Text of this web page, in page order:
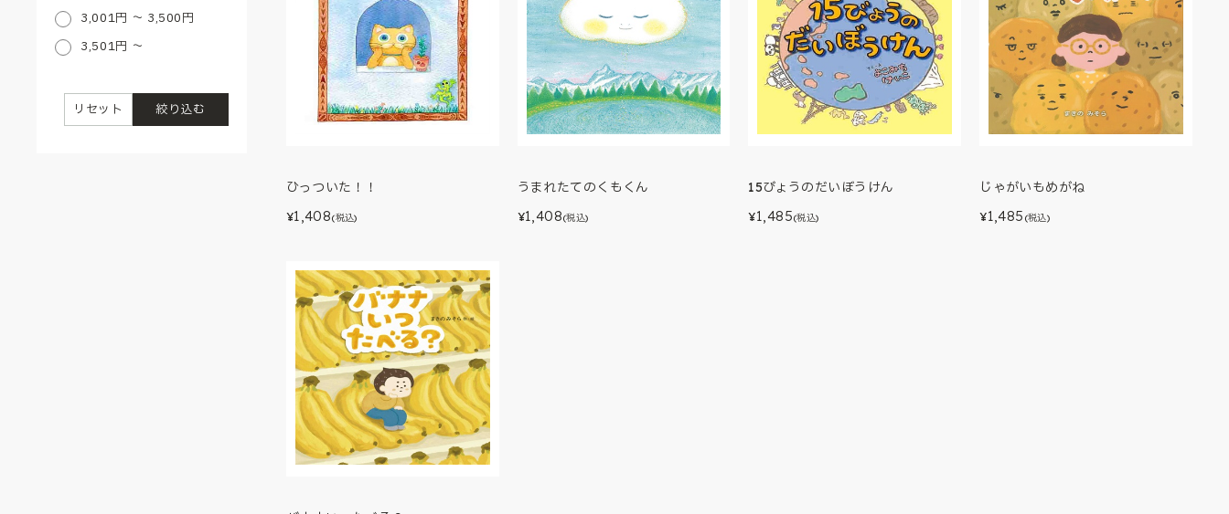
3,001円 ～ 3,500円
3,501円 ～
絞り込む
リセット
ひっついた！！
¥1,408(税込)
うまれたてのくもくん
¥1,408(税込)
15びょうのだいぼうけん
¥1,485(税込)
じゃがいもめがね
¥1,485 (税込)